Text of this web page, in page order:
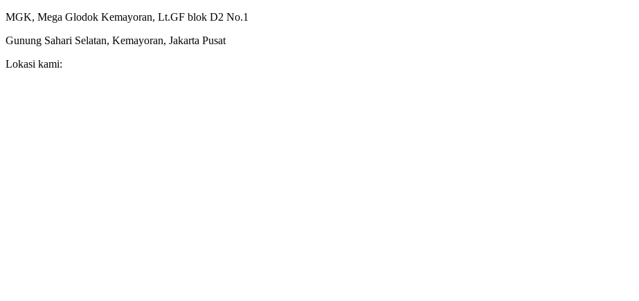
MGK, Mega Glodok Kemayoran, Lt.GF blok D2 No.1
Gunung Sahari Selatan, Kemayoran, Jakarta Pusat
Lokasi kami: